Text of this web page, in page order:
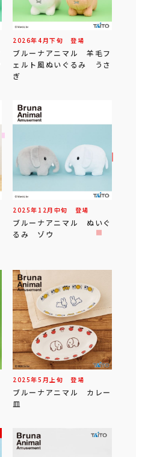
2026年4 月下旬 登場
ブルーナアニマル 羊毛フ
ェルト風ぬいぐるみ うさ
ぎ
2025年 12 月 中旬 登場
ブルーナアニマル ぬいぐ
るみ ゾウ
2025年5 月 上旬 登場
ブルーナアニマル カレー
皿